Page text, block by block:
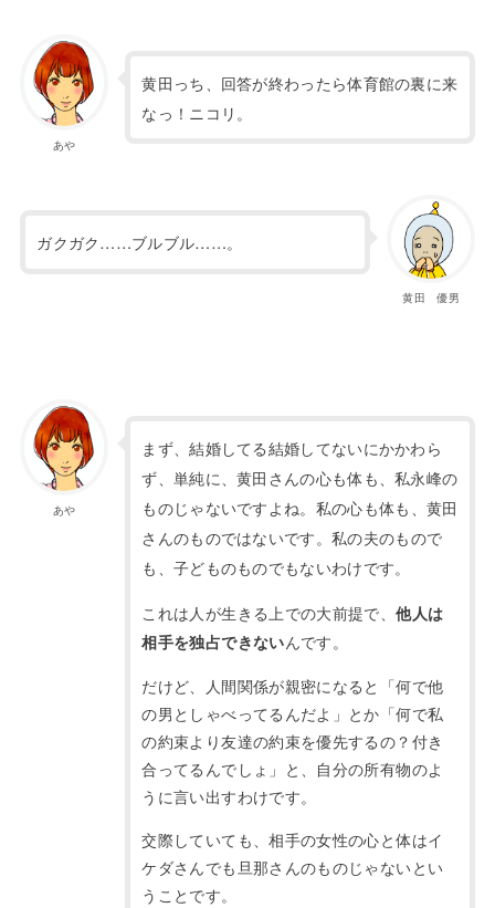
あや
黄田っち、回答が終わったら体育館の裏に来
なっ！ニコリ。
黄田 優男
ガクガク……ブルブル……。
あや
まず、結婚してる結婚してないにかかわら
ず、単純に、黄田 さんの心も体も、私永峰の
ものじゃないですよね。 私の心も体も、黄田
さんのものではないです。 私の夫のもので
も、子どものものでもないわけです。
これは人が生きる上での大前提で、他人は
相手を独占できないんです。
だけど、人間関係が親密になると「何で他
の男としゃべってるんだよ」とか「何で私
の約束より友達の約束を優先するの？付き
合ってるんでしょ」と、自分の所有物のよ
うに言い出すわけです。
交際していても、相手の女性の心と体はイ
ケダさんでも旦那さんのものじゃないとい
うことです。